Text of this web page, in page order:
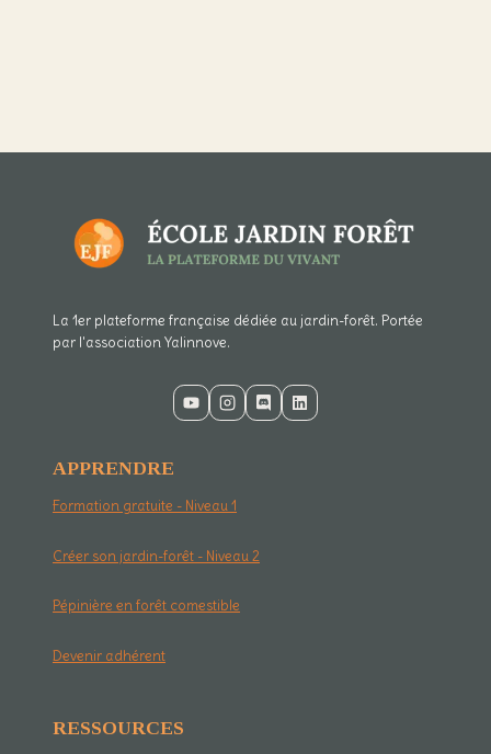
La 1er plateforme française dédiée au jardin-forêt. Portée
par l'association Yalinnove.
APPRENDRE
Formation gratuite - Niveau 1
Créer son jardin-forêt - Niveau 2
Pépinière en forêt comestible
Devenir adhérent
RESSOURCES